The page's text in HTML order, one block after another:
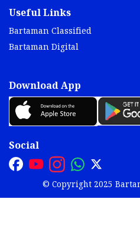
Useful Links
Bartaman Classified
Bartaman Digital
Download App
Social
© Copyright 2025